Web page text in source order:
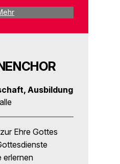
Ausbildung
alle
Ehre Gottes
erlernen